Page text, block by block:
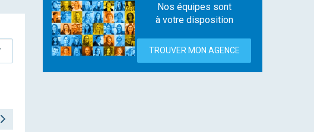
Nos équipes sont
à votre disposition
TROUVER MON AGENCE